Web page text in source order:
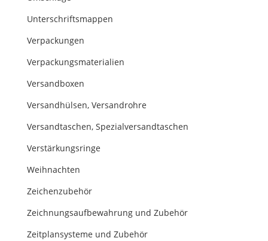
Unterschriftsmappen
Verpackungen
Verpackungsmaterialien
Versandboxen
Versandhülsen, Versandrohre
Versandtaschen, Spezialversandtaschen
Verstärkungsringe
Weihnachten
Zeichenzubehör
Zeichnungsaufbewahrung und Zubehör
Zeitplansysteme und Zubehör